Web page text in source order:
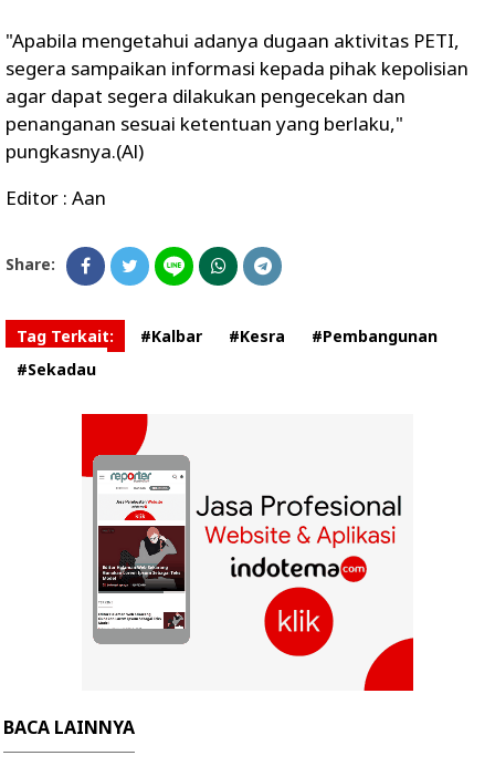
"Apabila mengetahui adanya dugaan aktivitas PETI,
segera sampaikan informasi kepada pihak kepolisian
agar dapat segera dilakukan pengecekan dan
penanganan sesuai ketentuan yang berlaku,"
pungkasnya.(Al)
Editor : Aan
Share:
Tag Terkait: #Kalbar #Kesra
#Pembangunan
#Sekadau
BACA LAINNYA